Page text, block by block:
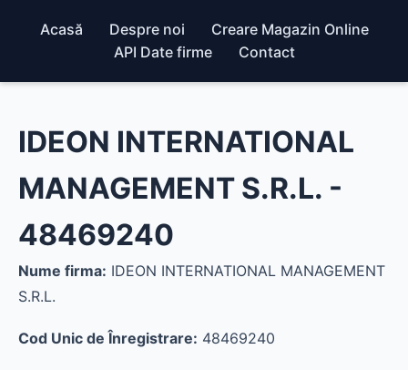
Acasă Despre noi
Creare Magazin Online
API Date firme
Contact
IDEON INTERNATIONAL
MANAGEMENT S.R.L. -
48469240
Nume firma: IDEON INTERNATIONAL MANAGEMENT
S.R.L.
Cod Unic de Înregistrare: 48469240